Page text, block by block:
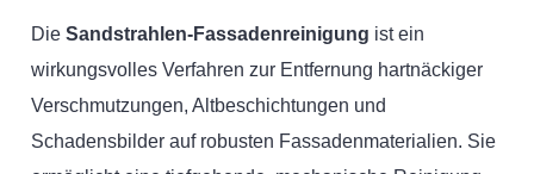
Die Sandstrahlen-Fassadenreinigung ist ein
wirkungsvolles Verfahren zur Entfernung hartnäckiger
Verschmutzungen, Altbeschichtungen und
Schadensbilder auf robusten Fassadenmaterialien. Sie